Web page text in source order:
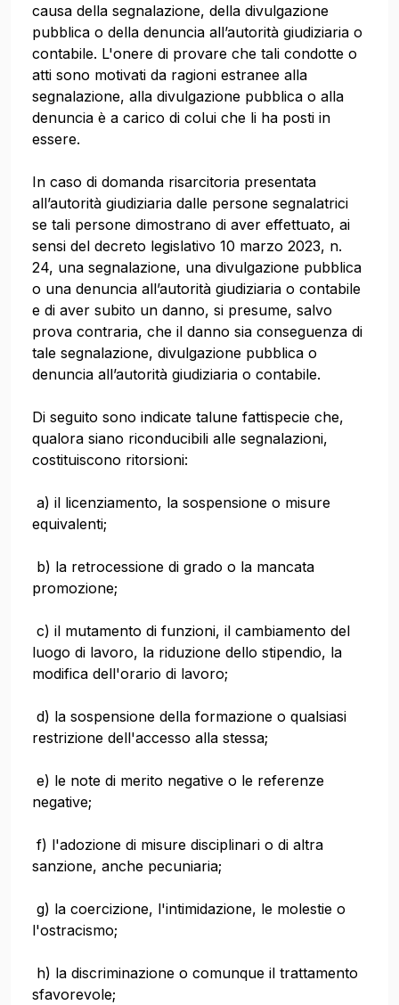
causa della segnalazione, della divulgazione
pubblica o della denuncia all’autorità giudiziaria o
contabile. L'onere di provare che tali condotte o
atti sono motivati da ragioni estranee alla
segnalazione, alla divulgazione pubblica o alla
denuncia è a carico di colui che li ha posti in
essere.
In caso di domanda risarcitoria presentata
all’autorità giudiziaria dalle persone segnalatrici
se tali persone dimostrano di aver effettuato, ai
sensi del decreto legislativo 10 marzo 2023, n.
24, una segnalazione, una divulgazione pubblica
o una denuncia all’autorità giudiziaria o contabile
e di aver subito un danno, si presume, salvo
prova contraria, che il danno sia conseguenza di
tale segnalazione, divulgazione pubblica o
denuncia all’autorità giudiziaria o contabile.
Di seguito sono indicate talune fattispecie che,
qualora siano riconducibili alle segnalazioni,
costituiscono ritorsioni:
a) il licenziamento, la sospensione o misure
equivalenti;
b) la retrocessione di grado o la mancata
promozione;
c) il mutamento di funzioni, il cambiamento del
luogo di lavoro, la riduzione dello stipendio, la
modifica dell'orario di lavoro;
d) la sospensione della formazione o qualsiasi
restrizione dell'accesso alla stessa;
e) le note di merito negative o le referenze
negative;
f) l'adozione di misure disciplinari o di altra
sanzione, anche pecuniaria;
g) la coercizione, l'intimidazione, le molestie o
l'ostracismo;
h) la discriminazione o comunque il trattamento
sfavorevole;